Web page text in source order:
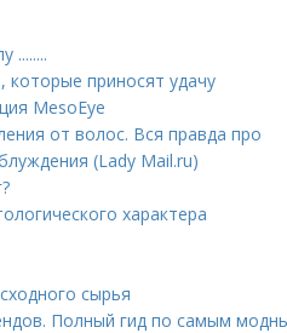
........
приносят удачу
MesoEye
от волос. Вся правда про
(Lady Mail.ru)
характера
сырья
Полный гид по самым